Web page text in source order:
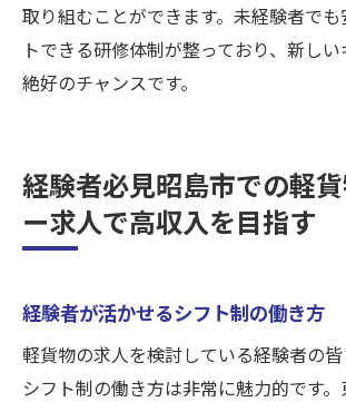
取り組むことができます。未経験者で
トできる研修体制が整っており、新し
絶好のチャンスです。
経験者必見昭島市での軽
ー求人で高収入を目指す
経験者が活かせるシフト制の働き方
軽貨物の求人を検討している経験者の皆
シフト制の働き方は非常に魅力的です